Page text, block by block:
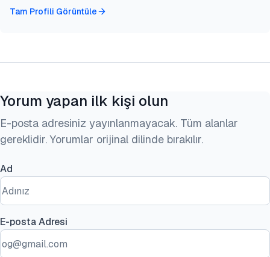
Tam Profili Görüntüle
Yorum yapan ilk kişi olun
E-posta adresiniz yayınlanmayacak. Tüm alanlar
gereklidir. Yorumlar orijinal dilinde bırakılır.
Ad
E-posta Adresi